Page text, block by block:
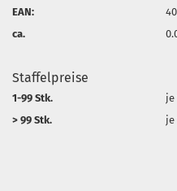
EAN:
ca.
Staffelpreise
1-99 Stk.
je
> 99 Stk.
je